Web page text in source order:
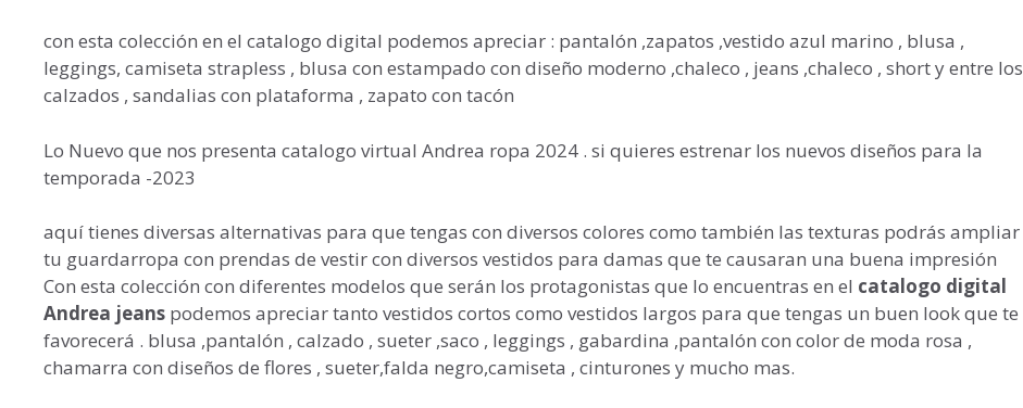
con esta colección en el catalogo digital podemos apreciar : pantalón ,zapatos ,vestido azul marino , blusa ,
leggings, camiseta strapless , blusa con estampado con diseño moderno ,chaleco , jeans ,chaleco , short y entre los
calzados , sandalias con plataforma , zapato con tacón
Lo Nuevo que nos presenta catalogo virtual Andrea ropa 2024 . si quieres estrenar los nuevos diseños para la
temporada -2023
aquí tienes diversas alternativas para que tengas con diversos colores como también las texturas podrás ampliar
tu guardarropa con prendas de vestir con diversos vestidos para damas que te causaran una buena impresión
Con esta colección con diferentes modelos que serán los protagonistas que lo encuentras en el catalogo digital
Andrea jeans podemos apreciar tanto vestidos cortos como vestidos largos para que tengas un buen look que te
favorecerá . blusa ,pantalón , calzado , sueter ,saco , leggings , gabardina ,pantalón con color de moda rosa ,
chamarra con diseños de flores , sueter,falda negro,camiseta , cinturones y mucho mas.